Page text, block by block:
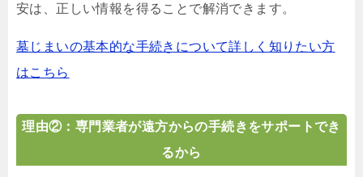
安は、正しい情報を得ることで解消できます。
墓じまいの基本的な手続きについて詳しく知りたい方
はこちら
理由②：専門業者が遠方からの手続きをサポートでき
るから